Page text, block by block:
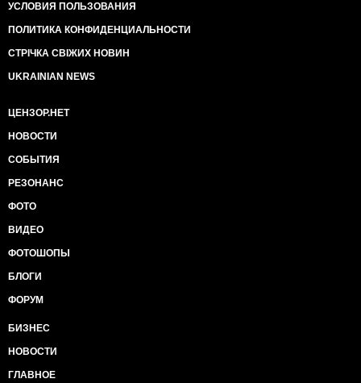
УСЛОВИЯ ПОЛЬЗОВАНИЯ
ПОЛИТИКА КОНФИДЕНЦИАЛЬНОСТИ
СТРІЧКА СВІЖИХ НОВИН
UKRAINIAN NEWS
ЦЕНЗОР.НЕТ
НОВОСТИ
СОБЫТИЯ
РЕЗОНАНС
ФОТО
ВИДЕО
ФОТОШОПЫ
БЛОГИ
ФОРУМ
БИЗНЕС
НОВОСТИ
ГЛАВНОЕ